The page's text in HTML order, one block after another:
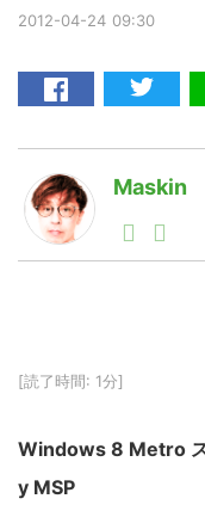
2012-04-24 09:30
Maskin
1990年代
ートアップ
スクとして
注力中。
[読了時間: 1分]
Windows 8 Metro
y MSP
暗号資産
VR/AR
LINE
特集
Block Data Bank
Daily